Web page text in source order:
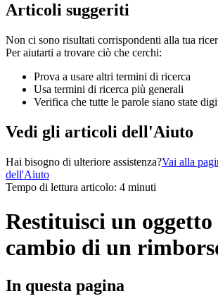
Articoli suggeriti
Non ci sono risultati corrispondenti alla tua
Per aiutarti a trovare ciò che cerchi:
Prova a usare altri termini di ricerca
Usa termini di ricerca più generali
Verifica che tutte le parole siano state
Vedi gli articoli dell'Aiuto
Hai bisogno di ulteriore assistenza?Vai alla
dell'Aiuto
Tempo di lettura articolo: 4 minuti
Restituisci un
cambio di un
In questa pagina